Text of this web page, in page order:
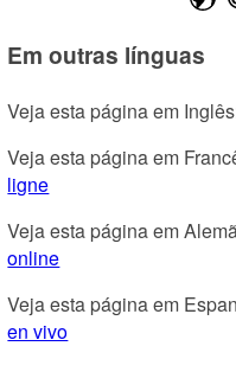
Em outras línguas
Veja esta página em
Veja esta página em
ligne
Veja esta página em
online
Veja esta página em
en vivo